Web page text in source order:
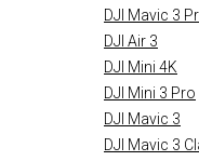
DJI Mavic 3
DJI Air 3
DJI Mini 4K
DJI Mini 3 Pro
DJI Mavic 3
DJI Mavic 3